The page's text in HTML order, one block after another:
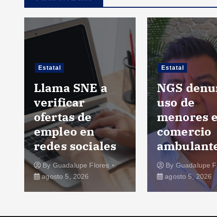
Estatal
Llama SNE a
verificar
ofertas de
empleo en
redes sociales
By Guadalupe Flores
agosto 5, 2026
Estatal
NGS
uso de
menores
comercio
By Guadalupe
agosto 5, 2026